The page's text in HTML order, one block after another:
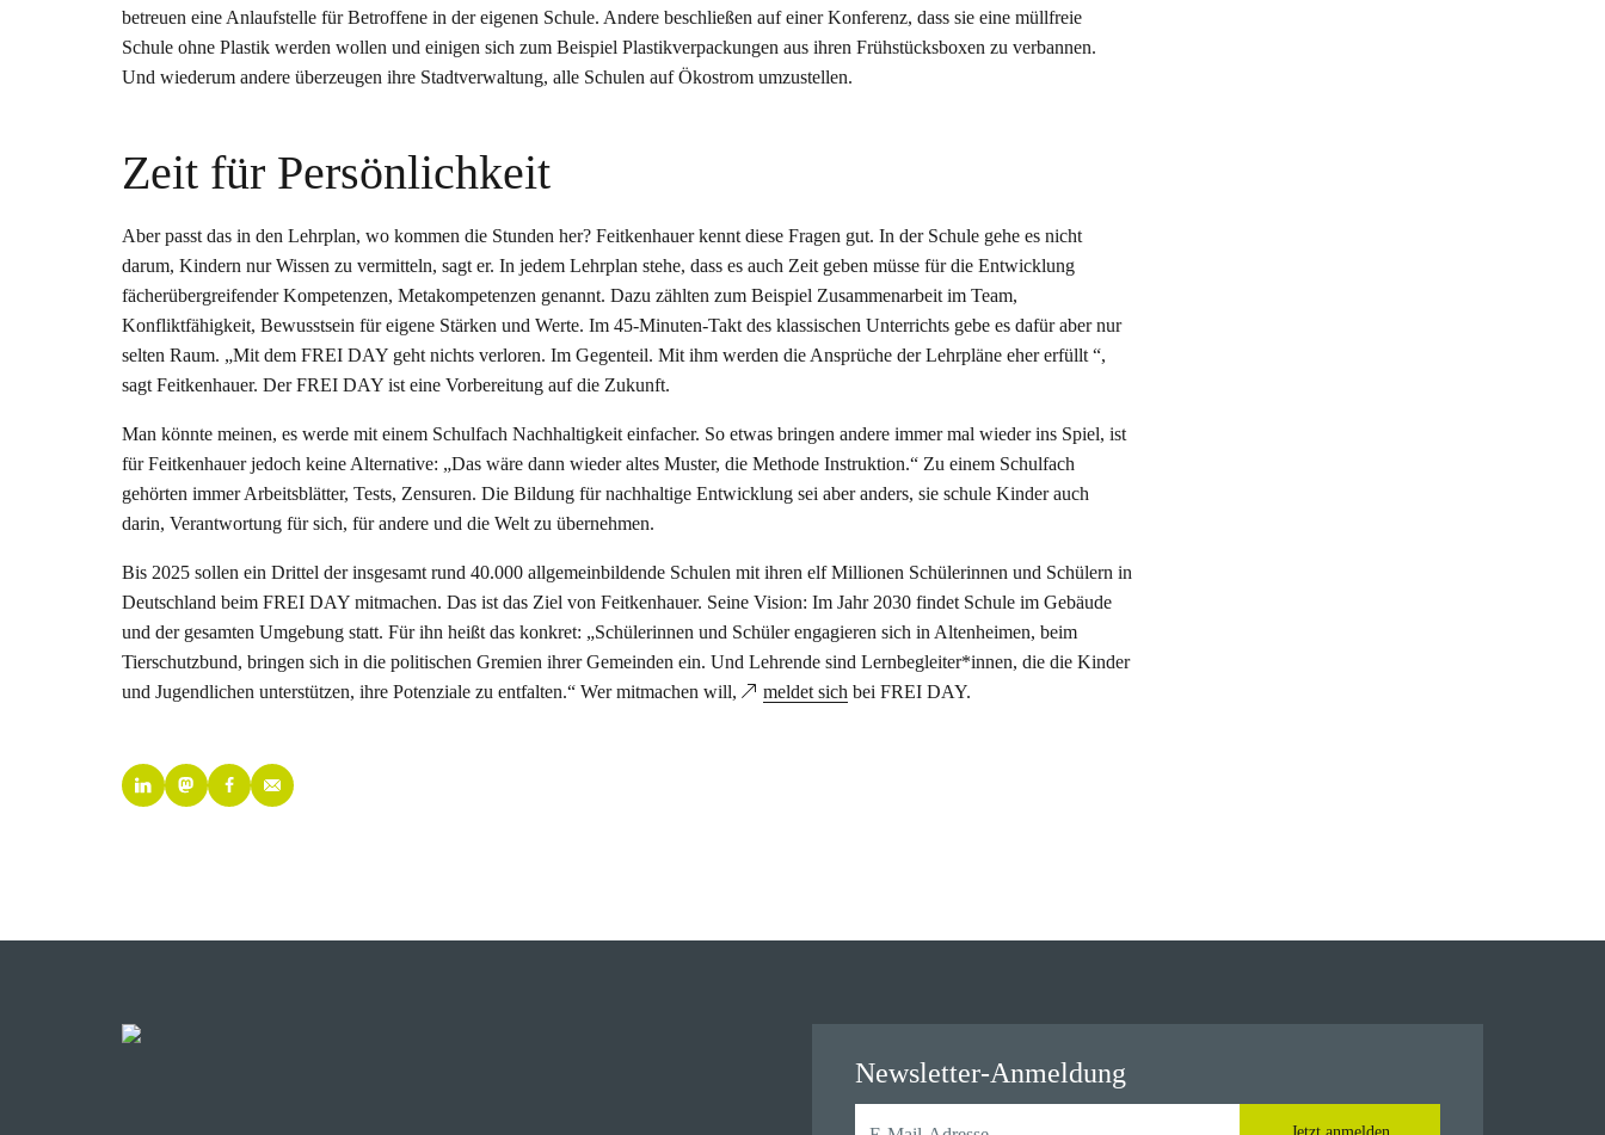
betreuen eine Anlaufstelle für Betroffene in der eigenen Schule. Andere beschließen auf einer Konferenz, dass sie eine müllfreie
Schule ohne Plastik werden wollen und einigen sich zum Beispiel Plastikverpackungen aus ihren Frühstücksboxen zu verbannen.
Und wiederum andere überzeugen ihre Stadtverwaltung, alle Schulen auf Ökostrom umzustellen.
Zeit für Persönlichkeit
Aber passt das in den Lehrplan, wo kommen die Stunden her? Feitkenhauer kennt diese Fragen gut. In der Schule gehe es nicht
darum, Kindern nur Wissen zu vermitteln, sagt er. In jedem Lehrplan stehe, dass es auch Zeit geben müsse für die Entwicklung
fächerübergreifender Kompetenzen, Metakompetenzen genannt. Dazu zählten zum Beispiel Zusammenarbeit im Team,
Konfliktfähigkeit, Bewusstsein für eigene Stärken und Werte. Im 45-Minuten-Takt des klassischen Unterrichts gebe es dafür aber nur
selten Raum. „Mit dem FREI DAY geht nichts verloren. Im Gegenteil. Mit ihm werden die Ansprüche der Lehrpläne eher erfüllt “,
sagt Feitkenhauer. Der FREI DAY ist eine Vorbereitung auf die Zukunft.
Man könnte meinen, es werde mit einem Schulfach Nachhaltigkeit einfacher. So etwas bringen andere immer mal wieder ins Spiel, ist
für Feitkenhauer jedoch keine Alternative: „Das wäre dann wieder altes Muster, die Methode Instruktion.“ Zu einem Schulfach
gehörten immer Arbeitsblätter, Tests, Zensuren. Die Bildung für nachhaltige Entwicklung sei aber anders, sie schule Kinder auch
darin, Verantwortung für sich, für andere und die Welt zu übernehmen.
Bis 2025 sollen ein Drittel der insgesamt rund 40.000 allgemeinbildende Schulen mit ihren elf Millionen Schülerinnen und Schülern in
Deutschland beim FREI DAY mitmachen. Das ist das Ziel von Feitkenhauer. Seine Vision: Im Jahr 2030 findet Schule im Gebäude
und der gesamten Umgebung statt. Für ihn heißt das konkret: „Schülerinnen und Schüler engagieren sich in Altenheimen, beim
Tierschutzbund, bringen sich in die politischen Gremien ihrer Gemeinden ein. Und Lehrende sind Lernbegleiter*innen, die die Kinder
und Jugendlichen unterstützen, ihre Potenziale zu entfalten.“ Wer mitmachen will,
meldet sich bei FREI DAY.
Newsletter-Anmeldung